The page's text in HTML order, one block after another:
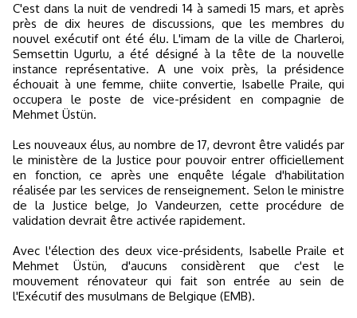
C'est dans la nuit de vendredi 14 à samedi 15 mars, et après
près de dix heures de discussions, que les membres du
nouvel exécutif ont été élu. L'imam de la ville de Charleroi,
Semsettin Ugurlu, a été désigné à la tête de la nouvelle
instance représentative. A une voix près, la présidence
échouait à une femme, chiite convertie, Isabelle Praile, qui
occupera le poste de vice-président en compagnie de
Mehmet Üstün.
Les nouveaux élus, au nombre de 17, devront être validés par
le ministère de la Justice pour pouvoir entrer officiellement
en fonction, ce après une enquête légale d'habilitation
réalisée par les services de renseignement. Selon le ministre
de la Justice belge, Jo Vandeurzen, cette procédure de
validation devrait être activée rapidement.
Avec l'élection des deux vice-présidents, Isabelle Praile et
Mehmet Üstün, d'aucuns considèrent que c'est le
mouvement rénovateur qui fait son entrée au sein de
l'Exécutif des musulmans de Belgique (EMB).